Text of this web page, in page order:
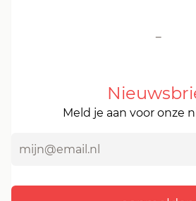
-
Meld je aan voor onze